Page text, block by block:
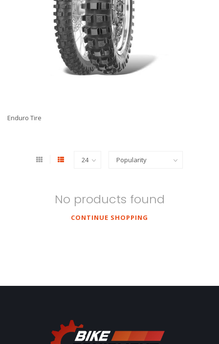
Enduro Tire
No products found
CONTINUE SHOPPING